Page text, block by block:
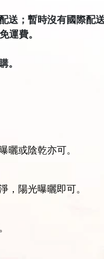
送；暫時沒有國際配
運費。
。
或陰乾亦可。
陽光曝曬即可。